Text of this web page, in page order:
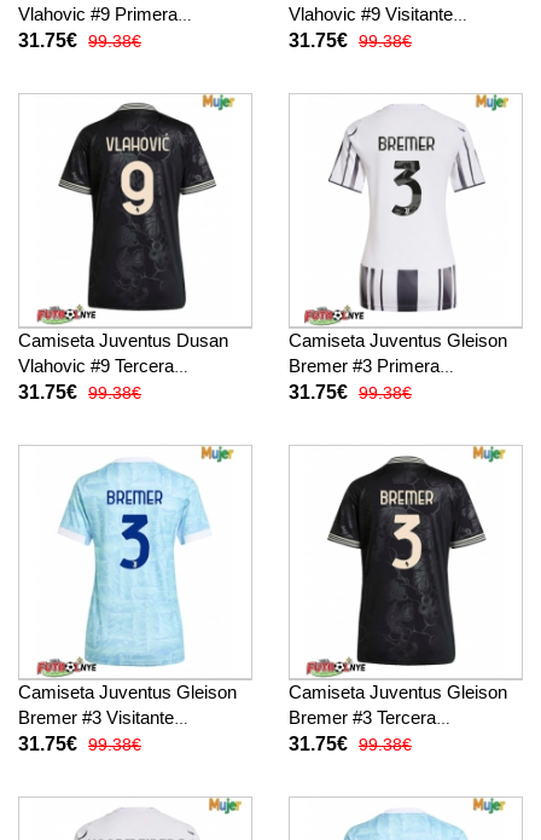
Vlahovic #9 Primera
Equipación para mujer 2025-
31.75€ 99.38€
Vlahovic #9 Visitante
Equipación para mujer 2025-
31.75€ 99.38€
Camiseta Juventus Dusan
Vlahovic #9 Tercera
Equipación para mujer 2025-
31.75€ 99.38€
Camiseta Juventus Gleison
Bremer #3 Primera
Equipación para mujer 2025-
31.75€ 99.38€
Camiseta Juventus Gleison
Bremer #3 Visitante
Equipación para mujer 2025-
31.75€ 99.38€
Camiseta Juventus Gleison
Bremer #3 Tercera
Equipación para mujer 2025-
31.75€ 99.38€